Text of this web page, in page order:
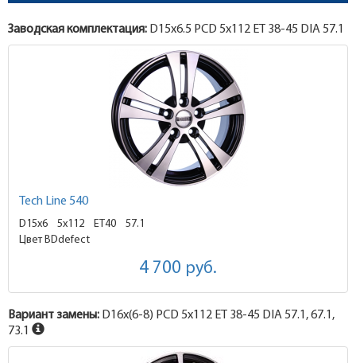
Заводская комплектация: D15x6.5 PCD 5x112 ET 38-45 DIA 57.1
Tech Line 540
D15x6 5x112 ET40
57.1
Цвет BDdefect
4 700 руб.
Вариант замены: D16x(6-8) PCD 5x112 ET 38-45 DIA 57.1, 67.1,
73.1